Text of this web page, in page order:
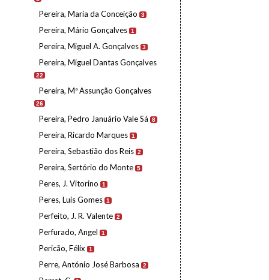
Pereira, Maria da Conceição 3
Pereira, Mário Gonçalves 1
Pereira, Miguel A. Gonçalves 3
Pereira, Miguel Dantas Gonçalves
22
Pereira, Mª Assunção Gonçalves
26
Pereira, Pedro Januário Vale Sá 8
Pereira, Ricardo Marques 1
Pereira, Sebastião dos Reis 2
Pereira, Sertório do Monte 5
Peres, J. Vitorino 1
Peres, Luís Gomes 1
Perfeito, J. R. Valente 2
Perfurado, Angel 1
Pericão, Félix 1
Perre, António José Barbosa 2